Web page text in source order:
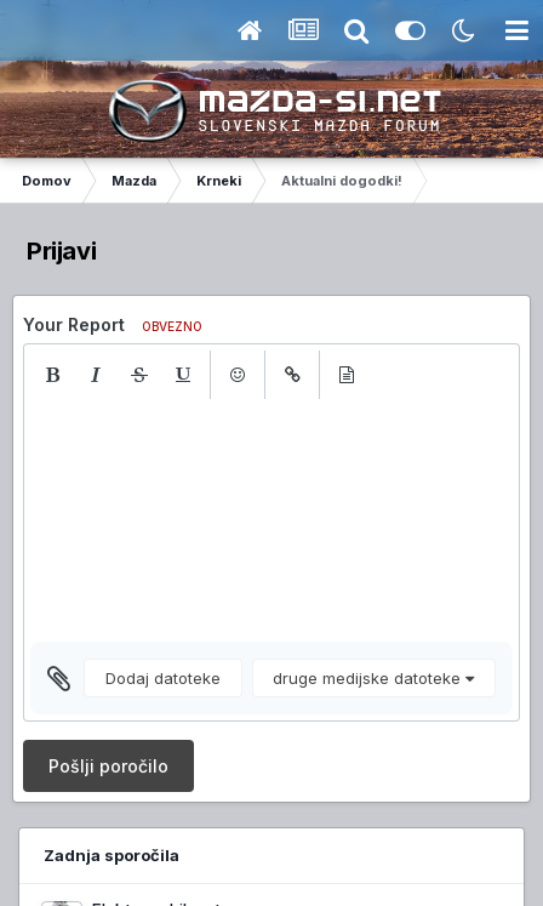
Domov Mazda Krneki Aktualni dogodki!
Prijavi
Your Report OBVEZNO
Dodaj datoteke druge medijske datoteke
Pošlji poročilo
Zadnja sporočila